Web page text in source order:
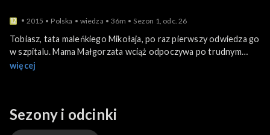
2015 Polska wiedza 36m Sezon 1, odc. 26
Tobiasz, tata maleńkiego Mikołaja, po raz pierwszy odwiedza go
w szpitalu. Mama Małgorzata wciąż odpoczywa po trudnym
porodzie. Nieco zagubiony Tobiasz uczy się jak rozmawiać ze
więcej
Sezony i odcinki